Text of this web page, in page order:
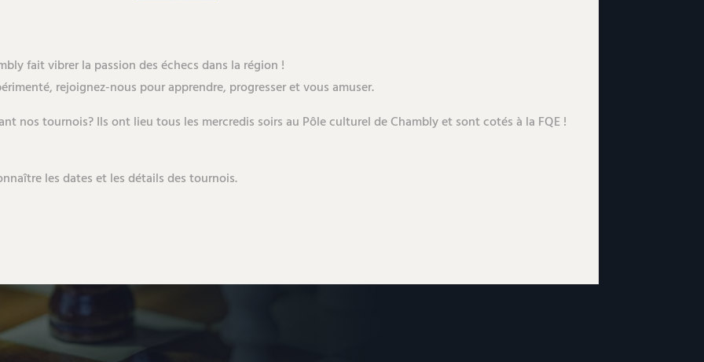
fait vibrer la passion des échecs dans la région !
rejoignez-nous pour apprendre, progresser et vous amuser.
nos tournois? Ils ont lieu tous les mercredis soirs au Pôle culturel de Chambly et sont cotés à la FQE !
les dates et les détails des tournois.